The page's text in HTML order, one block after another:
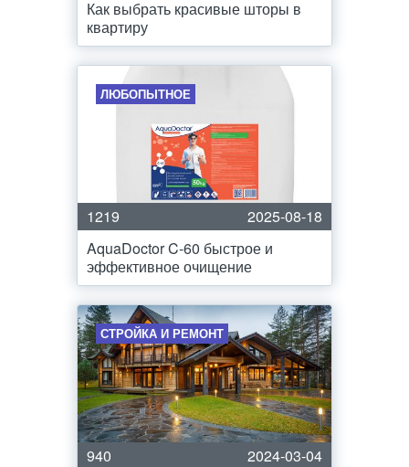
Как выбрать красивые шторы в
квартиру
ЛЮБОПЫТНОЕ
1219
2025-08-18
AquaDoctor C-60 быстрое и
эффективное очищение
СТРОЙКА И РЕМОНТ
940
2024-03-04